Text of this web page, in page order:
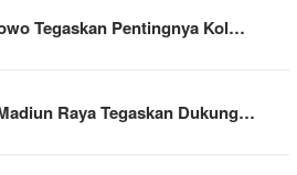
Tegaskan Pentingnya Kol…
Raya Tegaskan Dukung…